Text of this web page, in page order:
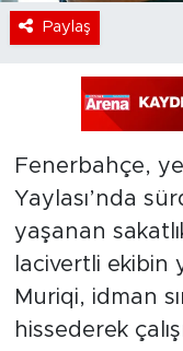
Paylaş
Fenerbahçe,
Yaylası’nda
yaşanan
lacivertli
Muriqi, idman
hissederek